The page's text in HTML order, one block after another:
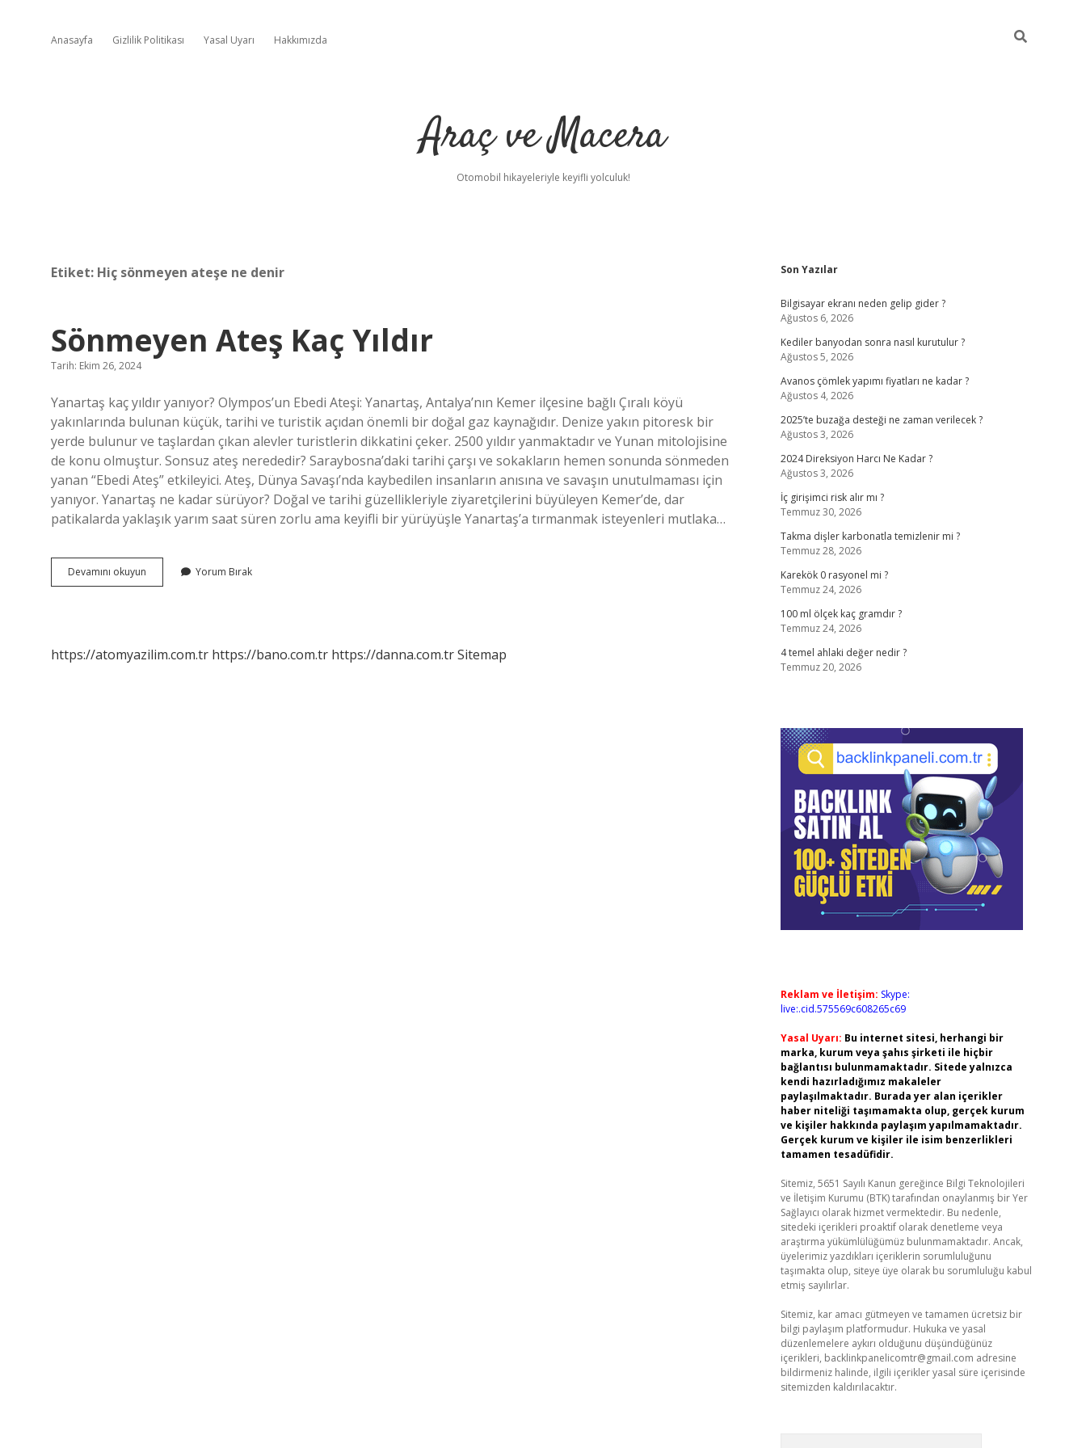
Anasayfa Gizlilik Politikası Yasal Uyarı Hakkımızda
Araç ve Macera
Otomobil hikayeleriyle keyifli yolculuk!
Etiket: Hiç sönmeyen ateşe ne denir
Sönmeyen Ateş Kaç Yıldır
Tarih: Ekim 26, 2024
Yanartaş kaç yıldır yanıyor? Olympos’un Ebedi Ateşi: Yanartaş, Antalya’nın Kemer ilçesine bağlı Çıralı köyü
yakınlarında bulunan küçük, tarihi ve turistik açıdan önemli bir doğal gaz kaynağıdır. Denize yakın pitoresk bir
yerde bulunur ve taşlardan çıkan alevler turistlerin dikkatini çeker. 2500 yıldır yanmaktadır ve Yunan mitolojisine
de konu olmuştur. Sonsuz ateş nerededir? Saraybosna’daki tarihi çarşı ve sokakların hemen sonunda sönmeden
yanan “Ebedi Ateş” etkileyici. Ateş, Dünya Savaşı’nda kaybedilen insanların anısına ve savaşın unutulmaması için
yanıyor. Yanartaş ne kadar sürüyor? Doğal ve tarihi güzellikleriyle ziyaretçilerini büyüleyen Kemer’de, dar
patikalarda yaklaşık yarım saat süren zorlu ama keyifli bir yürüyüşle Yanartaş’a tırmanmak isteyenleri mutlaka…
Devamını okuyun Sönmeyen
Ateş
Yorum Bırak
https://atomyazilim.com.tr https://bano.com.tr https://danna.com.trSitemap
Sidebar
Son Yazılar
Bilgisayar ekranı neden gelip gider ?
Ağustos 6, 2026
Kediler banyodan sonra nasıl kurutulur ?
Ağustos 5, 2026
Avanos çömlek yapımı fiyatları ne kadar ?
Ağustos 4, 2026
2025’te buzağa desteği ne zaman verilecek ?
Ağustos 3, 2026
2024 Direksiyon Harcı Ne Kadar ?
Ağustos 3, 2026
İç girişimci risk alır mı ?
Temmuz 30, 2026
Takma dişler karbonatla temizlenir mi ?
Temmuz 28, 2026
Karekök 0 rasyonel mi ?
Temmuz 24, 2026
100 ml ölçek kaç gramdır ?
Temmuz 24, 2026
4 temel ahlaki değer nedir ?
Temmuz 20, 2026
Reklam ve İletişim: Skype:
live:.cid.575569c608265c69
Yasal Uyarı: Bu internet sitesi, herhangi bir
marka, kurum veya şahıs şirketi ile hiçbir
bağlantısı bulunmamaktadır. Sitede yalnızca
kendi hazırladığımız makaleler
paylaşılmaktadır. Burada yer alan içerikler
haber niteliği taşımamakta olup, gerçek kurum
ve kişiler hakkında paylaşım yapılmamaktadır.
Gerçek kurum ve kişiler ile isim benzerlikleri
tamamen tesadüfidir.
Sitemiz, 5651 Sayılı Kanun gereğince Bilgi Teknolojileri
ve İletişim Kurumu (BTK) tarafından onaylanmış bir Yer
Sağlayıcı olarak hizmet vermektedir. Bu nedenle,
sitedeki içerikleri proaktif olarak denetleme veya
araştırma yükümlülüğümüz bulunmamaktadır. Ancak,
üyelerimiz yazdıkları içeriklerin sorumluluğunu
taşımakta olup, siteye üye olarak bu sorumluluğu kabul
etmiş sayılırlar.
Sitemiz, kar amacı gütmeyen ve tamamen ücretsiz bir
bilgi paylaşım platformudur. Hukuka ve yasal
düzenlemelere aykırı olduğunu düşündüğünüz
içerikleri, backlinkpanelicomtr@gmail.com adresine
bildirmeniz halinde, ilgili içerikler yasal süre içerisinde
sitemizden kaldırılacaktır.